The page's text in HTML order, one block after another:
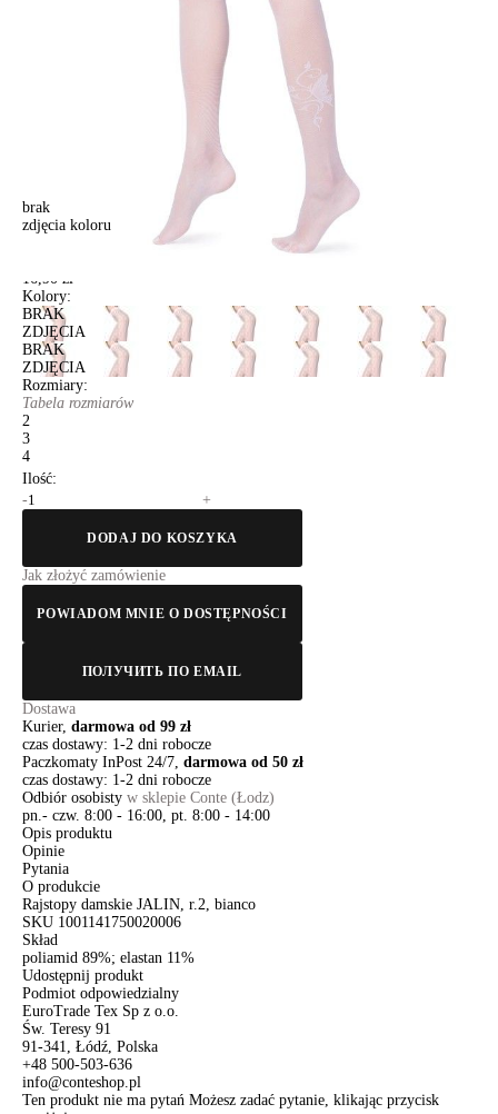
brak
zdjęcia koloru
Rajstopy damskie FANTASY JALIN, r. 2, bianco
16,90 zł
Kolory:
BRAK
ZDJĘCIA
BRAK
ZDJĘCIA
Rozmiary:
Tabela rozmiarów
2
3
4
Ilość:
-
+
DODAJ DO KOSZYKA
Jak złożyć zamówienie
POWIADOM MNIE O DOSTĘPNOŚCI
ПОЛУЧИТЬ ПО EMAIL
Dostawa
Kurier, darmowa od 99 zł
czas dostawy: 1-2 dni robocze
Paczkomaty InPost 24/7, darmowa od 50 zł
czas dostawy: 1-2 dni robocze
Odbiór osobisty w sklepie Conte (Łodz)
pn.- czw. 8:00 - 16:00, pt. 8:00 - 14:00
Opis produktu
Opinie
Pytania
O produkcie
Rajstopy damskie JALIN, r.2, bianco
SKU 1001141750020006
Skład
poliamid 89%; elastan 11%
Udostępnij produkt
Podmiot odpowiedzialny
EuroTrade Tex Sp z o.o.
Św. Teresy 91
91-341, Łódź, Polska
+48 500-503-636
info@conteshop.pl
Ten produkt nie ma pytań Możesz zadać pytanie, klikając przycisk